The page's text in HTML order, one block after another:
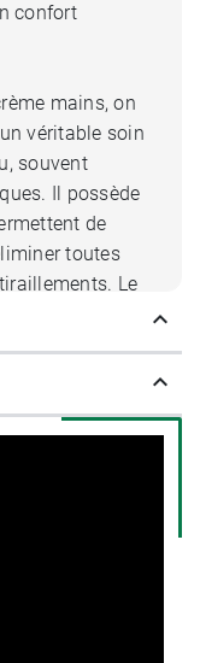
confort
mains, on
véritable soin
souvent
Il possède
de
toutes
Le
pour ses
hivernales.